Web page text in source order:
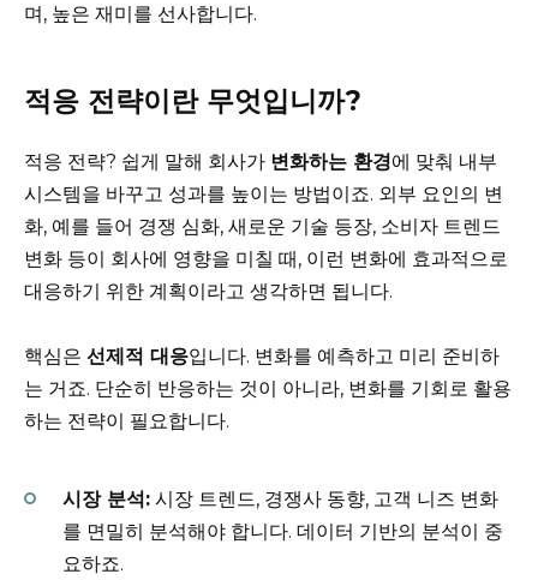
며, 높은 재미를 선사합니다.
적응 전략이란 무엇입니까?
적응 전략? 쉽게 말해 회사가 변화하는 환경에 맞춰 내부
시스템을 바꾸고 성과를 높이는 방법이죠. 외부 요인의 변
화, 예를 들어 경쟁 심화, 새로운 기술 등장, 소비자 트렌드
변화 등이 회사에 영향을 미칠 때, 이런 변화에 효과적으로
대응하기 위한 계획이라고 생각하면 됩니다.
핵심은 선제적 대응입니다. 변화를 예측하고 미리 준비하
는 거죠. 단순히 반응하는 것이 아니라, 변화를 기회로 활용
하는 전략이 필요합니다.
시장 분석: 시장 트렌드, 경쟁사 동향, 고객 니즈 변화
를 면밀히 분석해야 합니다. 데이터 기반의 분석이 중
요하죠.